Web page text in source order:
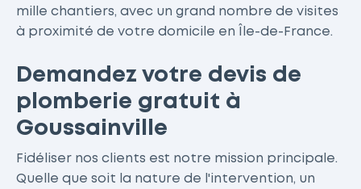
mille chantiers, avec un grand nombre de visites
à proximité de votre domicile en Île-de-France.
Demandez votre devis de
plomberie gratuit à
Goussainville
Fidéliser nos clients est notre mission principale.
Quelle que soit la nature de l'intervention, un